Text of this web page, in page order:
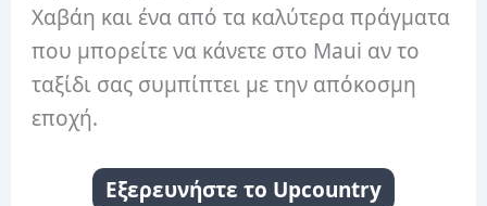
Χαβάη και ένα από τα καλύτερα πράγματα
που μπορείτε να κάνετε στο Maui αν το
ταξίδι σας συμπίπτει με την απόκοσμη
εποχή.
Εξερευνήστε το Upcountry